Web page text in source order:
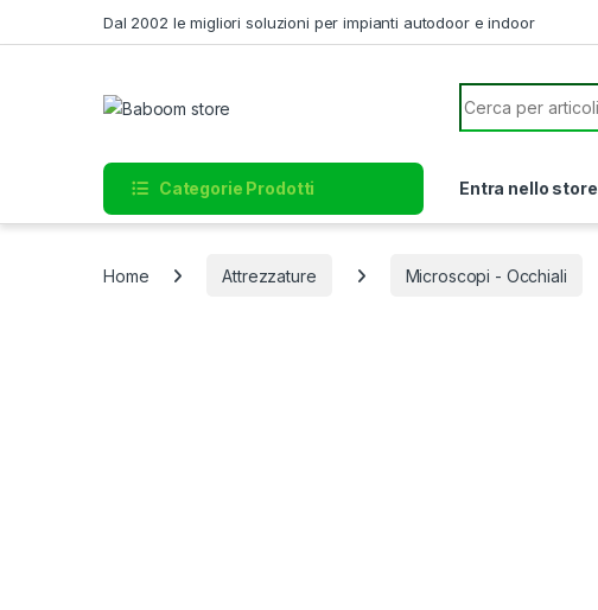
Dal 2002 le migliori soluzioni per impianti autodoor e indoor
Search for:
Categorie Prodotti Entra nello store
Home Attrezzature Microscopi - Occhiali